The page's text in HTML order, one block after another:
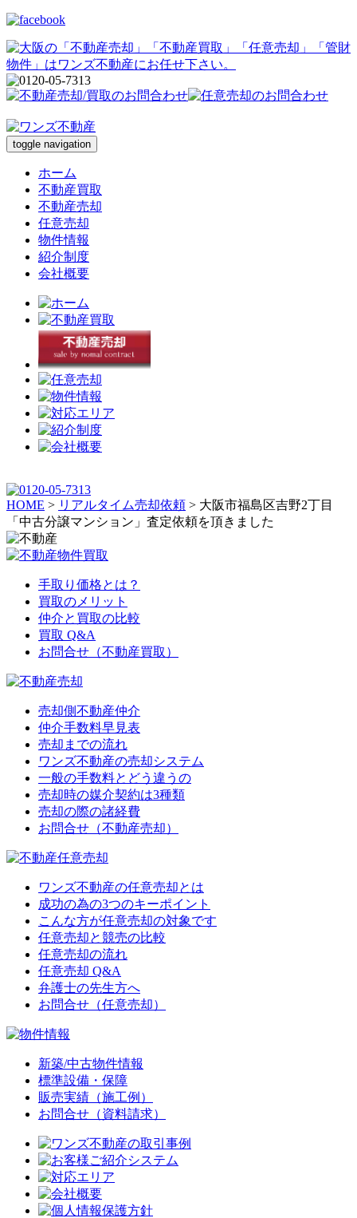
toggle navigation
ホーム
不動産買取
不動産売却
任意売却
物件情報
紹介制度
会社概要
HOME > リアルタイム売却依頼 > 大阪市福島区吉野2丁目
「中古分譲マンション」査定依頼を頂きました
手取り価格とは？
買取のメリット
仲介と買取の比較
買取 Q&A
お問合せ（不動産買取）
売却側不動産仲介
仲介手数料早見表
売却までの流れ
ワンズ不動産の売却システム
一般の手数料とどう違うの
売却時の媒介契約は3種類
売却の際の諸経費
お問合せ（不動産売却）
ワンズ不動産の任意売却とは
成功の為の3つのキーポイント
こんな方が任意売却の対象です
任意売却と競売の比較
任意売却の流れ
任意売却 Q&A
弁護士の先生方へ
お問合せ（任意売却）
新築/中古物件情報
標準設備・保障
販売実績（施工例）
お問合せ（資料請求）